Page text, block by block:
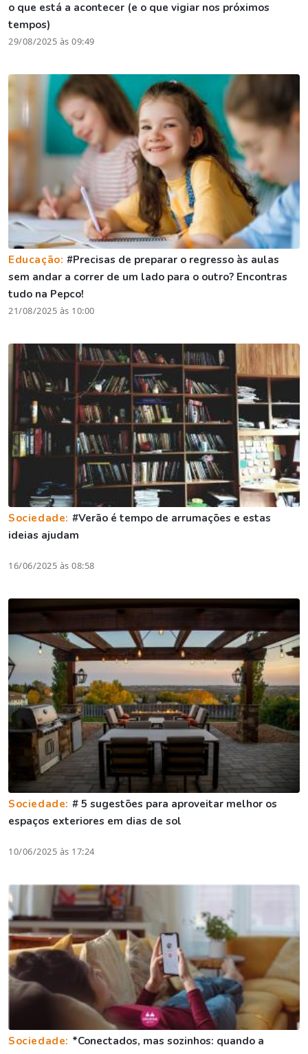
o que está a acontecer (e o que vigiar nos próximos
tempos)
29/08/2025 às 09:49
Educação:#Precisas de preparar o regresso às aulas
sem andar a correr de um lado para o outro? Encontras
tudo na Pepco!
21/08/2025 às 10:00
Sociedade: #Verão é tempo de arrumações e estas
ideias ajudam
16/06/2025 às 08:58
Sociedade: # 5 sugestões para aproveitar melhor os
espaços exteriores em dias de sol
10/06/2025 às 17:24
Sociedade: *Conectados, mas sozinhos: quando a